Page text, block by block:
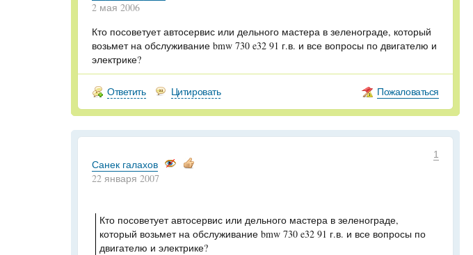
2 мая 2006
Кто посоветует автосервис или дельного мастера в зеленограде, который
возьмет на обслуживание bmw 730 e32 91 г.в. и все вопросы по двигателю и
электрике?
Ответить Цитировать Пожаловаться
1
Санек галахов
22 января 2007
Кто посоветует автосервис или дельного мастера в зеленограде,
который возьмет на обслуживание bmw 730 e32 91 г.в. и все вопросы по
двигателю и электрике?